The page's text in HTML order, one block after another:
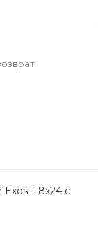
1-8x24 с